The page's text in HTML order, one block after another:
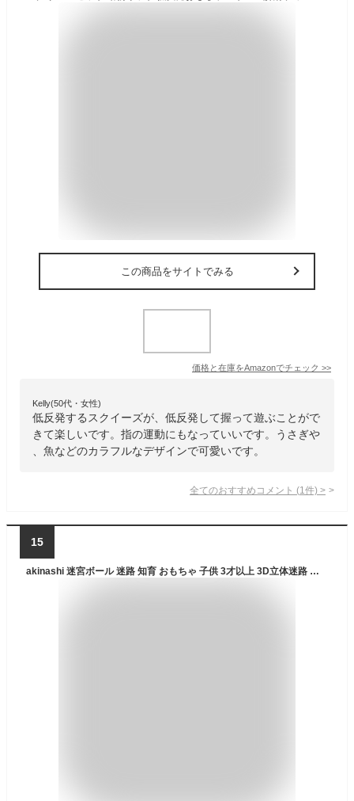
この商品をサイトでみる
価格と在庫をAmazonでチェック >>
Kelly(50代・女性)
低反発するスクイーズが、低反発して握って遊ぶことがで
きて楽しいです。指の運動にもなっていいです。うさぎや
、魚などのカラフルなデザインで可愛いです。
全てのおすすめコメント (1 件) >
15
akinashi 迷宮ボール 迷路 知育 おもちゃ 子供 3才以上 3D立体迷路 バランスゲーム 脳トレ IQ 暇つぶし 知育パズル 知能ゲーム 立体パズル ギフト ブルー